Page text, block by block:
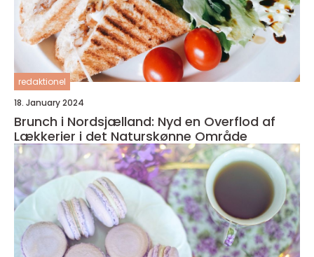
redaktionel
18. January 2024
Brunch i Nordsjælland: Nyd en Overflod af
Lækkerier i det Naturskønne Område